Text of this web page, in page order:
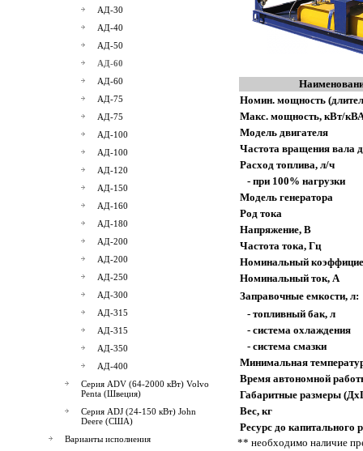
АД-30
АД-40
АД-50
АД-60
АД-60
АД-75
АД-75
АД-100
АД-100
АД-120
АД-150
АД-160
АД-180
АД-200
АД-200
АД-250
АД-300
АД-315
АД-315
АД-350
АД-400
Серия ADV (64-2000 кВт) Volvo
Penta (Швеция)
Серия ADJ (24-150 кВт) John
Deere (США)
Варианты исполнения
Номин. мощность
Макс. мощность, кВт/
Модель двигателя
Частота вращения вала
Расход топлива, л/ч
- при 100% нагрузки
Модель генератора
Род тока
Напряжение, В
Частота тока, Гц
Номинальный
Номинальный ток, А
Заправочные емкости, л:
- топливный бак, л
- система охлаждения
- система смазки
Минимальная
Время автономной
Габаритные размеры
Вес, кг
Ресурс до капитального
** необходимо наличие